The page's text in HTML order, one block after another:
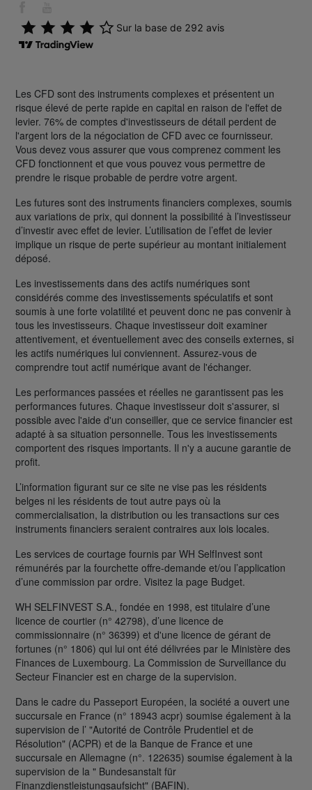
Les CFD sont des instruments complexes et présentent un
risque élevé de perte rapide en capital en raison de l'effet de
levier. 76% de comptes d'investisseurs de détail perdent de
l'argent lors de la négociation de CFD avec ce fournisseur.
Vous devez vous assurer que vous comprenez comment les
CFD fonctionnent et que vous pouvez vous permettre de
prendre le risque probable de perdre votre argent.
Les futures sont des instruments financiers complexes, soumis
aux variations de prix, qui donnent la possibilité à l’investisseur
d’investir avec effet de levier. L’utilisation de l’effet de levier
implique un risque de perte supérieur au montant initialement
déposé.
Les investissements dans des actifs numériques sont
considérés comme des investissements spéculatifs et sont
soumis à une forte volatilité et peuvent donc ne pas convenir à
tous les investisseurs. Chaque investisseur doit examiner
attentivement, et éventuellement avec des conseils externes, si
les actifs numériques lui conviennent. Assurez-vous de
comprendre tout actif numérique avant de l'échanger.
Les performances passées et réelles ne garantissent pas les
performances futures. Chaque investisseur doit s'assurer, si
possible avec l'aide d'un conseiller, que ce service financier est
adapté à sa situation personnelle. Tous les investissements
comportent des risques importants. Il n'y a aucune garantie de
profit.
L’information figurant sur ce site ne vise pas les résidents
belges ni les résidents de tout autre pays où la
commercialisation, la distribution ou les transactions sur ces
instruments financiers seraient contraires aux lois locales.
Les services de courtage fournis par WH SelfInvest sont
rémunérés par la fourchette offre-demande et/ou l’application
d’une commission par ordre. Visitez la page Budget.
WH SELFINVEST S.A., fondée en 1998, est titulaire d’une
licence de courtier (n° 42798), d’une licence de
commissionnaire (n° 36399) et d'une licence de gérant de
fortunes (n° 1806) qui lui ont été délivrées par le Ministère des
Finances de Luxembourg. La Commission de Surveillance du
Secteur Financier est en charge de la supervision.
Dans le cadre du Passeport Européen, la société a ouvert une
succursale en France (n° 18943 acpr) soumise également à la
supervision de l’ "Autorité de Contrôle Prudentiel et de
Résolution" (ACPR) et de la Banque de France et une
succursale en Allemagne (n°. 122635) soumise également à la
supervision de la " Bundesanstalt für
Finanzdienstleistungsaufsicht" (BAFIN).